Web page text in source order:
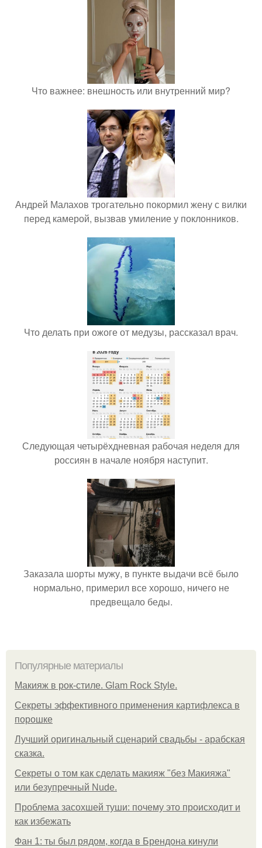
Что важнее: внешность или внутренний мир?
Андрей Малахов трогательно покормил жену с вилки
перед камерой, вызвав умиление у поклонников.
Что делать при ожоге от медузы, рассказал врач.
Следующая четырёхдневная рабочая неделя для
россиян в начале ноября наступит.
Заказала шорты мужу, в пункте выдачи всё было
нормально, примерил все хорошо, ничего не
предвещало беды.
Популярные материалы
Макияж в рок-стиле. Glam Rock Style.
Секреты эффективного применения картифлекса в
порошке
Лучший оригинальный сценарий свадьбы - арабская
сказка.
Секреты о том как сделать макияж "без Макияжа"
или безупречный Nude.
Проблема засохшей туши: почему это происходит и
как избежать
Фан 1: ты был рядом, когда в Брендона кинули